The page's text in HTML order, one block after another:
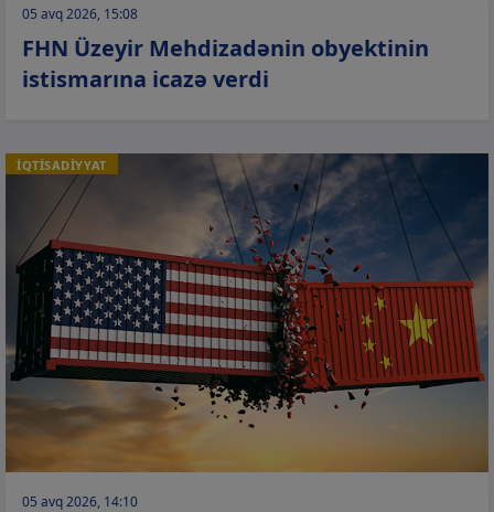
05 avq 2026, 15:08
FHN Üzeyir Mehdizadənin obyektinin
istismarına icazə verdi
İQTİSADİYYAT
05 avq 2026, 14:10